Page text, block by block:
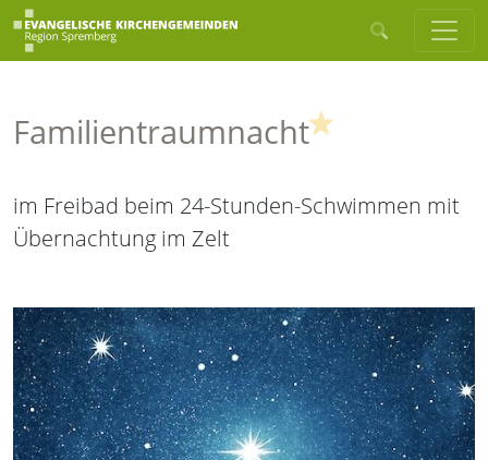
Familientraumnacht
im Freibad beim 24-Stunden-Schwimmen mit
Übernachtung im Zelt